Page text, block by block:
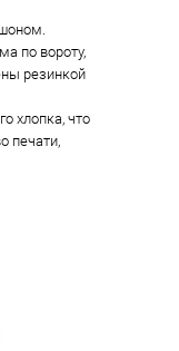
по вороту,
резинкой
хлопка, что
печати,